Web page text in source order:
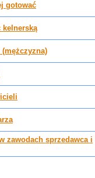
gotować
kelnerską
zawodach sprzedawca i